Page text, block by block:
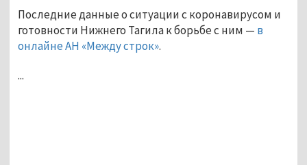
Последние данные о ситуации с коронавирусом и
готовности Нижнего Тагила к борьбе с ним — в
онлайне АН «Между строк».
...